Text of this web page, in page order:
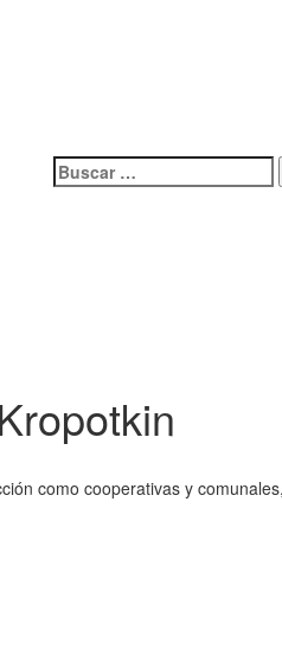
el sur del mundo, territorio
libre y solidaria.
Buscar:
como cooperativas y